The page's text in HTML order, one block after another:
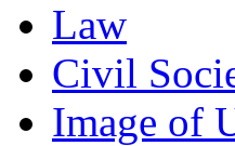
Law
Civil
Image of